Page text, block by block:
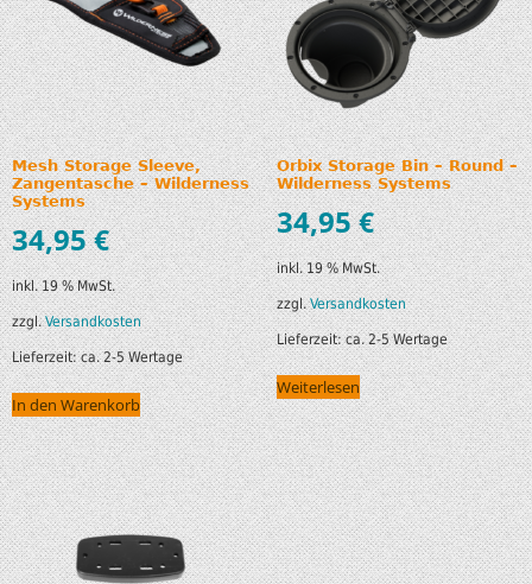
Mesh Storage Sleeve,
Zangentasche – Wilderness
Systems
34,95€
inkl. 19 % MwSt.
zzgl.Versandkosten
Lieferzeit:ca. 2-5 Wertage
In den Warenkorb
Orbix Storage Bin – Round –
Wilderness Systems
34,95€
inkl. 19 % MwSt.
zzgl.Versandkosten
Lieferzeit:ca. 2-5 Wertage
Weiterlesen